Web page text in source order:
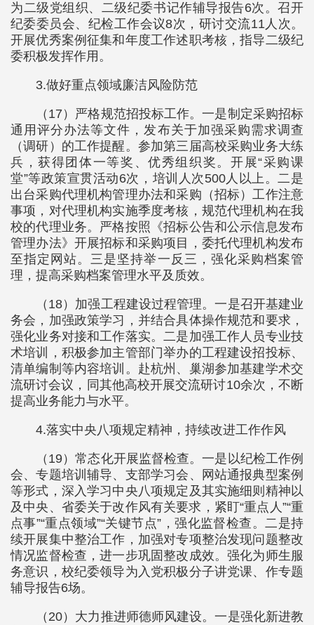
为二级党组织、二级纪委书记作辅导报告6次。召开
纪委委员会、纪检工作会议8次，研讨交流11人次。
开展优秀案例征集和年度工作述职考核，指导二级纪
委积极发挥作用。
3.做好重点领域廉洁风险防范
（17）严格规范招投标工作。一是制定采购招标
通用评分办法等文件，发布关于加强采购需求调查
（调研）的工作提醒。参加第三届高校采购业务大练
兵，获得团体一等奖、优秀组织奖。开展“采购课
堂”等政策宣贯活动6次，培训人次500人以上。二是
出台采购代理机构管理办法和采购（招标）工作注意
事项，对代理机构实施季度考核，规范代理机构在我
校的代理业务。严格按照《招标公告和公示信息发布
管理办法》开展招标和采购项目，委托代理机构发布
至指定网站。三是坚持举一反三，强化采购档案管
理，提高采购档案管理水平及质效。
（18）加强工程建设过程管理。一是召开基建业
务会，加强政策学习，并结合具体操作规范和要求，
强化业务对接和工作落实。二是加强工作人员专业技
术培训，积极参加主管部门举办的工程建设招投标、
清单编制等内容培训。赴杭州、巢湖参加基建学术交
流研讨会议，同其他高校开展交流研讨10余次，不断
提高业务能力与水平。
4.落实中央八项规定精神，持续改进工作作风
（19）常态化开展监督检查。一是以纪检工作例
会、专题培训辅导、支部学习会、网站通报典型案例
等形式，深入学习中央八项规定及其实施细则精神以
及中央、省委关于改作风有关要求，紧盯“重点人”“重
点事”“重点领域”“关键节点”，强化监督检查。二是持
续开展集中整治工作，加强对专项整治发现问题整改
情况监督检查，进一步巩固整改成效。强化为师生服
务意识，校纪委领导为入党积极分子讲党课、作专题
辅导报告6场。
（20）大力推进师德师风建设。一是强化新进教